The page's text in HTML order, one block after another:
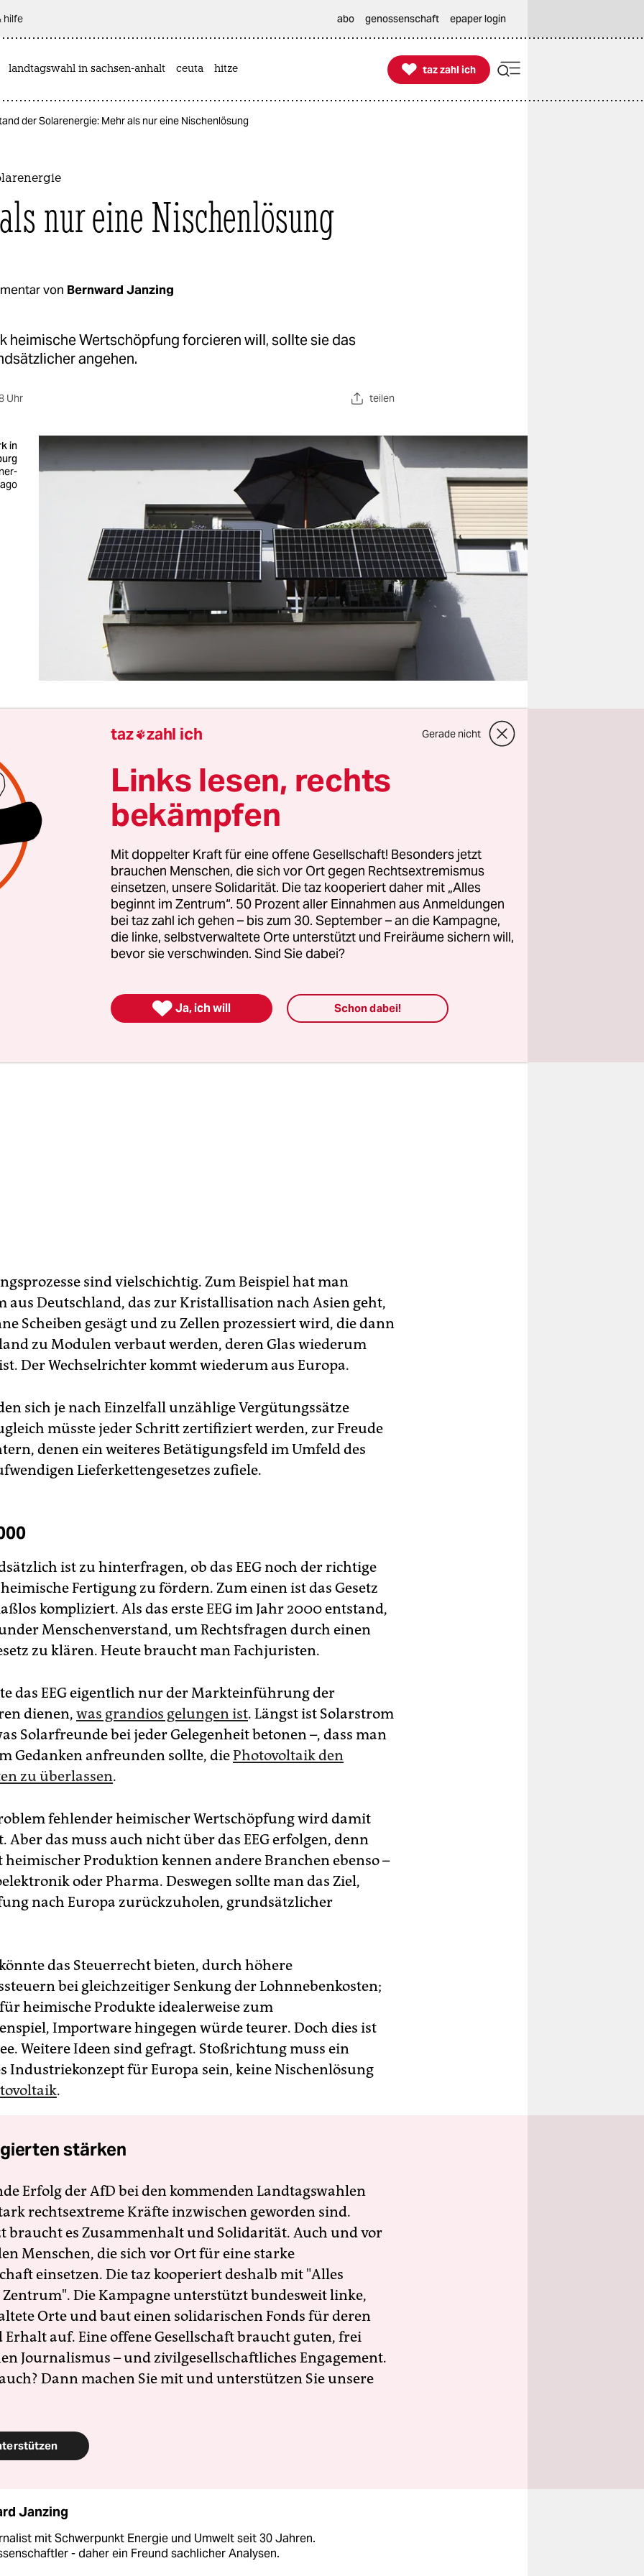
hilfe abo genossenschaft epaper login
landtagswahl in sachsen-anhalt ceuta hitze 
taz zahl ich
taz zahl ich
der Solarenergie: Mehr als nur eine Nischenlösung
nur eine Nischenlösung
von Bernward Janzing
heimische Wertschöpfung forcieren will, sollte sie das
angehen.
Uhr teilen
in
der Logik des Erneuerbare-Energien-Gesetzes (EEG) scheint
Konzept durchaus charmant: Man erhöht einfach die
jener Photovoltaikanlagen, deren
aus europäischer Produktion stammen – und schon
Auftragsbücher der heimischen Hersteller.
ist zu schön, um das Problem der großen
Europas von asiatischer Solartechnik lösen zu können.
Differenzierung bringt viel Aufwand mit sich. Vor allem
– wie es die Branche vorschlägt und was sinnvoll erscheint –
Wertschöpfungsstufen mit individuellen
sind vielschichtig. Zum Beispiel hat man
aus Deutschland, das zur Kristallisation nach Asien geht,
Scheiben gesägt und zu Zellen prozessiert wird, die dann
zu Modulen verbaut werden, deren Glas wiederum
Der Wechselrichter kommt wiederum aus ­Europa.
sich je nach Einzelfall unzählige Vergütungssätze
müsste jeder Schritt zertifiziert werden, zur Freude
denen ein weiteres Betätigungsfeld im Umfeld des
Lieferkettengesetzes zufiele.
ist zu hinterfragen, ob das EEG noch der richtige
Fertigung zu fördern. Zum einen ist das Gesetz
kompliziert. Als das erste EEG im Jahr 2000 entstand,
Menschenverstand, um Rechtsfragen durch einen
zu klären. Heute braucht man Fachjuristen.
das EEG eigentlich nur der Markteinführung der
dienen, was grandios gelungen ist. Längst ist Solarstrom
Solarfreunde bei jeder Gelegenheit betonen –, dass man
Gedanken anfreunden sollte, diePhotovoltaik den
zu überlassen.
fehlender heimischer Wertschöpfung wird damit
Aber das muss auch nicht über das EEG erfolgen, denn
heimischer Produktion kennen andere Branchen ebenso –
oder Pharma. Deswegen sollte man das Ziel,
nach Europa zurückzuholen, grundsätzlicher
das Steuerrecht bieten, durch höhere
bei gleichzeitiger Senkung der Lohnnebenkosten;
heimische Produkte idea­ler­weise zum
Importware hingegen würde teurer. Doch dies ist
Weitere Ideen sind gefragt. Stoßrichtung muss ein
Industriekonzept für Europa sein, keine Nischenlösung
.
stärken
Erfolg der AfD bei den kommenden Landtagswahlen
rechtsextreme Kräfte inzwischen geworden sind.
braucht es Zusammenhalt und Solidarität. Auch und vor
Menschen, die sich vor Ort für eine starke
einsetzen. Die taz kooperiert deshalb mit "Alles
Die Kampagne unterstützt bundesweit linke,
Orte und baut einen solidarischen Fonds für deren
Erhalt auf. Eine offene Gesellschaft braucht guten, frei
Journalismus – und zivilgesellschaftliches Engagement.
Dann machen Sie mit und unterstützen Sie unsere
Janzing
mit Schwerpunkt Energie und Umwelt seit 30 Jahren.
- daher ein Freund sachlicher Analysen.
taz zahl ich Gerade nicht
Links lesen, rechts
bekämpfen
Mit doppelter Kraft für eine offene Gesellschaft! Besonders jetzt
brauchen Menschen, die sich vor Ort gegen Rechtsextremismus
einsetzen, unsere Solidarität. Die taz kooperiert daher mit „Alles
beginnt im Zentrum“. 50 Prozent aller Einnahmen aus Anmeldungen
bei taz zahl ich gehen – bis zum 30. September – an die Kampagne,
die linke, selbstverwaltete Orte unterstützt und Freiräume sichern will,
bevor sie verschwinden. Sind Sie dabei?
 Ja, ich will Schon dabei!